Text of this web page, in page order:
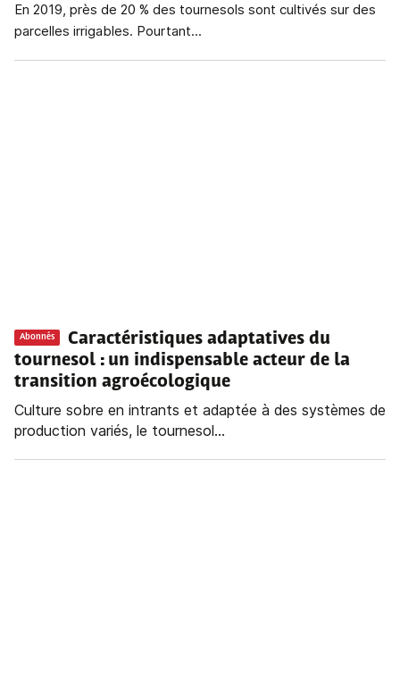
En 2019, près de 20 % des tournesols sont cultivés sur des
parcelles irrigables. Pourtant...
Abonnés
Caractéristiques adaptatives du
tournesol : un indispensable acteur de la
transition agroécologique
Culture sobre en intrants et adaptée à des systèmes de
production variés, le tournesol...